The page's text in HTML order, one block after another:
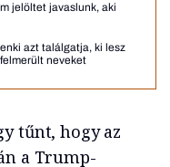
jelöltet javaslunk, aki
azt találgatja, ki lesz
neveket
tűnt, hogy az
a Trump-